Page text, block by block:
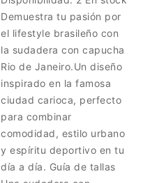
Demuestra tu pasión por
el lifestyle brasileño con
la sudadera con capucha
Rio de Janeiro.Un diseño
inspirado en la famosa
ciudad carioca, perfecto
para combinar
comodidad, estilo urbano
y espíritu deportivo en tu
día a día. Guía de tallas